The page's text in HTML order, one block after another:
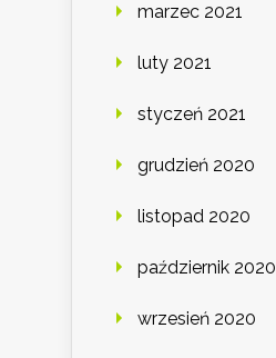
marzec 2021
luty 2021
styczeń 2021
grudzień 2020
listopad 2020
październik 2020
wrzesień 2020